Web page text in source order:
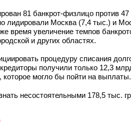
81 банкрот-физлицо против
лидировали Москва (7,4 тыс.) и
время увеличение темпов
и других областях.
процедуру списания
получили только 12,3
могло бы пойти на выплаты.
несостоятельными 178,5 тыс.